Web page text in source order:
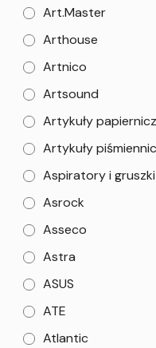
Art.Master
Arthouse
Artnico
Artsound
Artykuły
Artykuły
Aspiratory i
Asrock
Asseco
Astra
ASUS
ATE
Atlantic